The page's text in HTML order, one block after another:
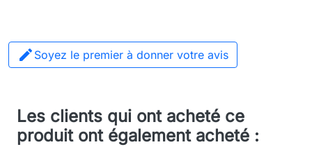
 Soyez le premier à donner votre avis
Les clients qui ont acheté ce
produit ont également acheté :